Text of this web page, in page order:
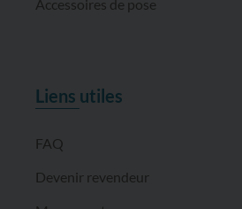
Accessoires de pose
Liens utiles
FAQ
Devenir revendeur